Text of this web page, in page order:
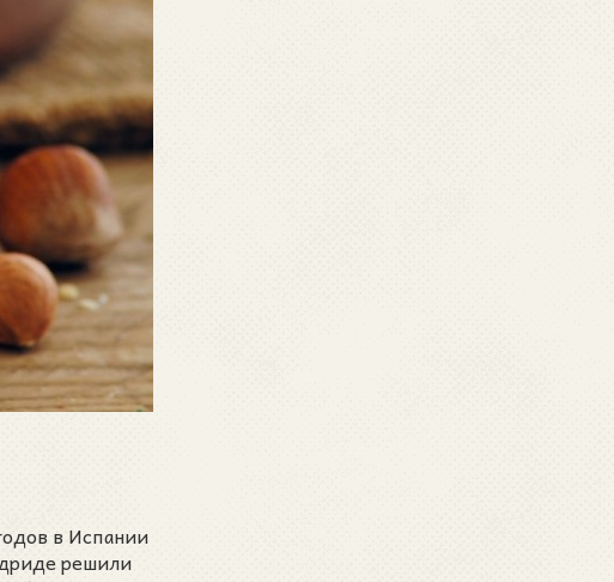
в Испании
решили